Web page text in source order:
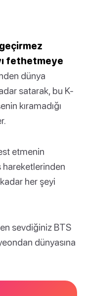
fethetmeye
dünya
satarak, bu K-
kıramadığı
etmenin
hareketlerinden
her şeyi
en sevdiğiniz BTS
dünyasına